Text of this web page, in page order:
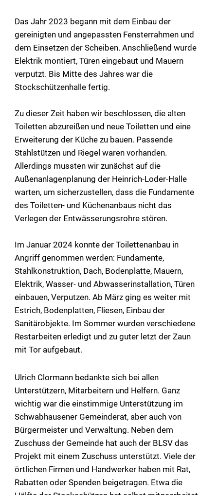
Das Jahr 2023 begann mit dem Einbau der
gereinigten und angepassten Fensterrahmen und
dem Einsetzen der Scheiben. Anschließend wurde
Elektrik montiert, Türen eingebaut und Mauern
verputzt. Bis Mitte des Jahres war die
Stockschützenhalle fertig.
Zu dieser Zeit haben wir beschlossen, die alten
Toiletten abzureißen und neue Toiletten und eine
Erweiterung der Küche zu bauen. Passende
Stahlstützen und Riegel waren vorhanden.
Allerdings mussten wir zunächst auf die
Außenanlagenplanung der Heinrich-Loder-Halle
warten, um sicherzustellen, dass die Fundamente
des Toiletten- und Küchenanbaus nicht das
Verlegen der Entwässerungsrohre stören.
Im Januar 2024 konnte der Toilettenanbau in
Angriff genommen werden: Fundamente,
Stahlkonstruktion, Dach, Bodenplatte, Mauern,
Elektrik, Wasser- und Abwasserinstallation, Türen
einbauen, Verputzen. Ab März ging es weiter mit
Estrich, Bodenplatten, Fliesen, Einbau der
Sanitärobjekte. Im Sommer wurden verschiedene
Restarbeiten erledigt und zu guter letzt der Zaun
mit Tor aufgebaut.
Ulrich Clormann bedankte sich bei allen
Unterstützern, Mitarbeitern und Helfern. Ganz
wichtig war die einstimmige Unterstützung im
Schwabhausener Gemeinderat, aber auch von
Bürgermeister und Verwaltung. Neben dem
Zuschuss der Gemeinde hat auch der BLSV das
Projekt mit einem Zuschuss unterstützt. Viele der
örtlichen Firmen und Handwerker haben mit Rat,
Rabatten oder Spenden beigetragen. Etwa die